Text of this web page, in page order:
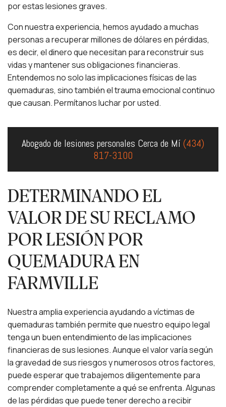
por estas lesiones graves.
Con nuestra experiencia, hemos ayudado a muchas
personas a recuperar millones de dólares en pérdidas,
es decir, el dinero que necesitan para reconstruir sus
vidas y mantener sus obligaciones financieras.
Entendemos no solo las implicaciones físicas de las
quemaduras, sino también el trauma emocional continuo
que causan. Permítanos luchar por usted.
Abogado de lesiones personales Cerca de Mí(434)
817-3100
DETERMINANDO EL
VALOR DE SU RECLAMO
POR LESIÓN POR
QUEMADURA EN
FARMVILLE
Nuestra amplia experiencia ayudando a víctimas de
quemaduras también permite que nuestro equipo legal
tenga un buen entendimiento de las implicaciones
financieras de sus lesiones. Aunque el valor varía según
la gravedad de sus riesgos y numerosos otros factores,
puede esperar que trabajemos diligentemente para
comprender completamente a qué se enfrenta. Algunas
de las pérdidas que puede tener derecho a recibir